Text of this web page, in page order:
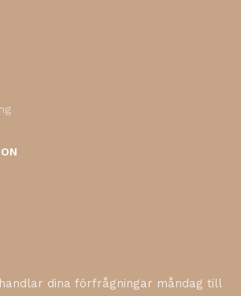
dina förfrågningar måndag till